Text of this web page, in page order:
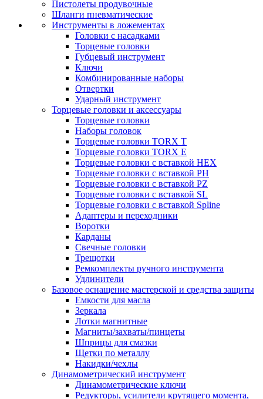
Пистолеты продувочные
Шланги пневматические
Инструменты в ложементах
Головки с насадками
Торцевые головки
Губцевый инструмент
Ключи
Комбинированные наборы
Отвертки
Ударный инструмент
Торцевые головки и аксессуары
Торцевые головки
Наборы головок
Торцевые головки TORX T
Торцевые головки TORX Е
Торцевые головки с вставкой HEX
Торцевые головки с вставкой PH
Торцевые головки с вставкой PZ
Торцевые головки с вставкой SL
Торцевые головки с вставкой Spline
Адаптеры и переходники
Воротки
Карданы
Свечные головки
Трещотки
Ремкомплекты ручного инструмента
Удлинители
Базовое оснащение мастерской и средства защиты
Емкости для масла
Зеркала
Лотки магнитные
Магниты/захваты/пинцеты
Шприцы для смазки
Щетки по металлу
Накидки/чехлы
Динамометрический инструмент
Динамометрические ключи
Редукторы, усилители крутящего момента,